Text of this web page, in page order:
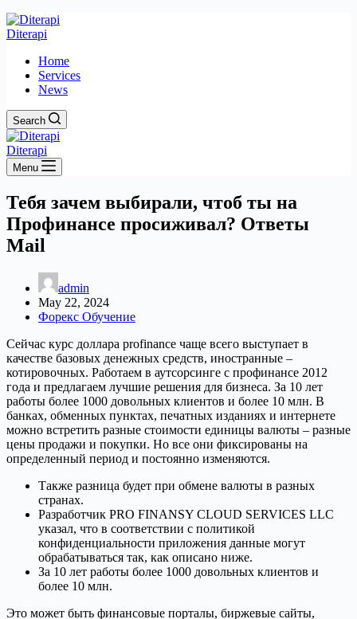
Diterapi
Home
Services
News
Search
Diterapi
Menu
Тебя зачем выбирали, чтоб ты на
Профинансе просиживал? Ответы
Mail
admin
May 22, 2024
Форекс Обучение
Сейчас курс доллара profinance чаще всего выступает в
качестве базовых денежных средств, иностранные –
котировочных. Работаем в аутсорсинге с профинансе 2012
года и предлагаем лучшие решения для бизнеса. За 10 лет
работы более 1000 довольных клиентов и более 10 млн. В
банках, обменных пунктах, печатных изданиях и интернете
можно встретить разные стоимости единицы валюты – разные
цены продажи и покупки. Но все они фиксированы на
определенный период и постоянно изменяются.
Также разница будет при обмене валюты в разных
странах.
Разработчик PRO FINANSY CLOUD SERVICES LLC
указал, что в соответствии с политикой
конфиденциальности приложения данные могут
обрабатываться так, как описано ниже.
За 10 лет работы более 1000 довольных клиентов и
более 10 млн.
Это может быть финансовые порталы, биржевые сайты,